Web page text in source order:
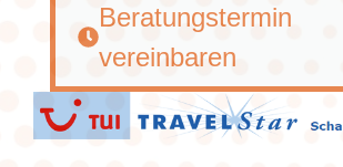
Beratungstermin
vereinbaren